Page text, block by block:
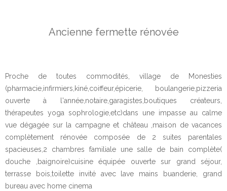
Ancienne fermette rénovée
Proche de toutes commodités, village de Monesties
(pharmacie,infirmiers,kiné,coiffeur,épicerie, boulangerie,pizzeria
ouverte à l'année,notaire,garagistes,boutiques créateurs,
thérapeutes yoga sophrologie,etc)dans une impasse au calme
vue dégagée sur la campagne et château ,maison de vacances
complètement rénovée composée de 2 suites parentales
spacieuses,2 chambres familiale une salle de bain complète(
douche ,baignoire)cuisine équipée ouverte sur grand séjour,
terrasse bois,toilette invité avec lave mains buanderie, grand
bureau avec home cinema